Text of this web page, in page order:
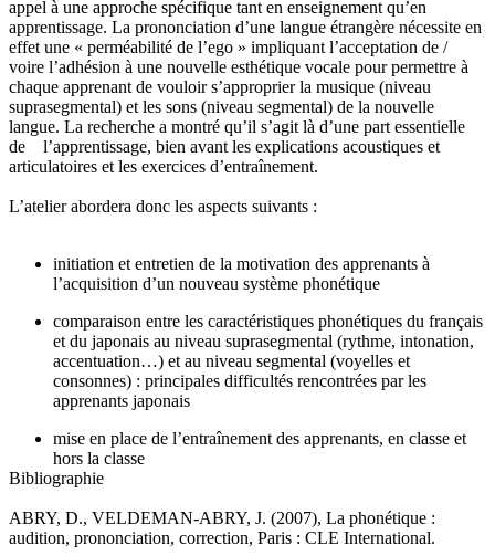
appel à une approche spécifique tant en enseignement qu’en
apprentissage. La prononciation d’une langue étrangère nécessite en
effet une « perméabilité de l’ego » impliquant l’acceptation de /
voire l’adhésion à une nouvelle esthétique vocale pour permettre à
chaque apprenant de vouloir s’approprier la musique (niveau
suprasegmental) et les sons (niveau segmental) de la nouvelle
langue. La recherche a montré qu’il s’agit là d’une part essentielle
de l’apprentissage, bien avant les explications acoustiques et
articulatoires et les exercices d’entraînement.
L’atelier abordera donc les aspects suivants :
initiation et entretien de la motivation des apprenants à
l’acquisition d’un nouveau système phonétique
comparaison entre les caractéristiques phonétiques du français
et du japonais au niveau suprasegmental (rythme, intonation,
accentuation…) et au niveau segmental (voyelles et
consonnes) : principales difficultés rencontrées par les
apprenants japonais
mise en place de l’entraînement des apprenants, en classe et
hors la classe
Bibliographie
ABRY, D., VELDEMAN-ABRY, J. (2007), La phonétique :
audition, prononciation, correction, Paris : CLE International.